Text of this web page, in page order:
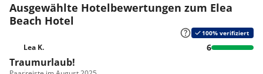
Ausgewählte Hotelbewertungen zum Elea
Beach Hotel
100% verifiziert
Lea K. 6
Traumurlaub!